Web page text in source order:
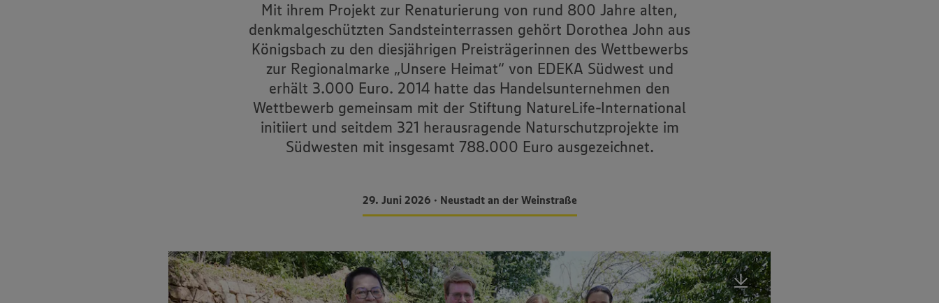
Mit ihrem Projekt zur Renaturierung von rund 800 Jahre alten,
denkmalgeschützten Sandsteinterrassen gehört Dorothea John aus
Königsbach zu den diesjährigen Preisträgerinnen des Wettbewerbs
zur Regionalmarke „Unsere Heimat“ von EDEKA Südwest und
erhält 3.000 Euro. 2014 hatte das Handelsunternehmen den
Wettbewerb gemeinsam mit der Stiftung NatureLife-International
initiiert und seitdem 321 herausragende Naturschutzprojekte im
Südwesten mit insgesamt 788.000 Euro ausgezeichnet.
29. Juni 2026 • Neustadt an der Weinstraße